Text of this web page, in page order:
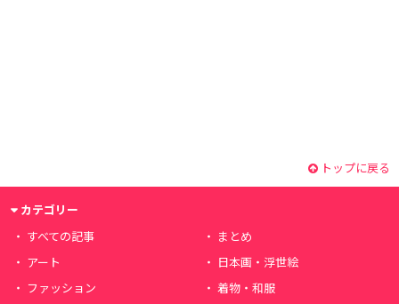
トップに戻る
カテゴリー
すべての記事
まとめ
アート
日本画・浮世絵
ファッション
着物・和服